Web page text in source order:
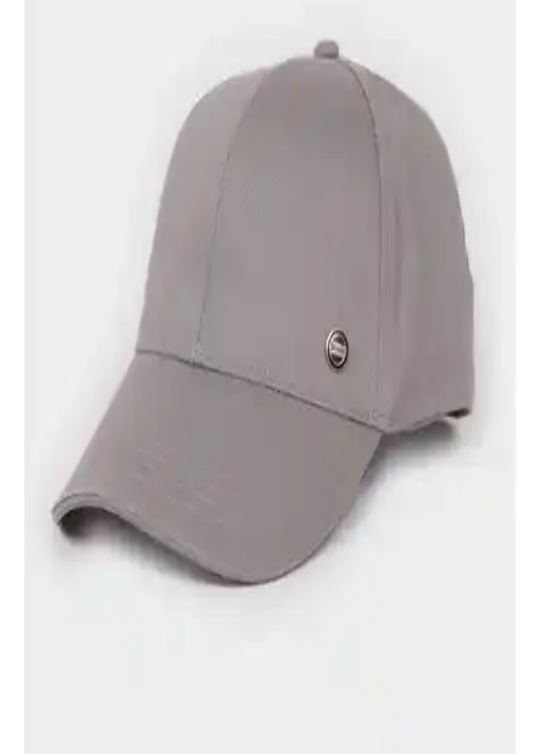
Voilove Gonca Şapka, ayarlanabilir yapısı ve hafifliğiyle yaz
aylarında rahat kullanım sunar. Kaliteli pamuklu kumaş ve şık
tasarımıyla günlük şıklığa uygun, dayanıklılık ve konfor sağlar.
Ucla Jenner Yeşil Nakışlı Unisex Baseball Şapka
Spor ve Günlük Kullanım İçin
Ucla Jenner Yeşil Baseball Cap, canlı renkleri ve nakış detaylarıyla
günlük spor ve şehir yaşamına şıklık katarken, nefes alabilir
pamuklu kumaşıyla konfor sunar.
Gonca Yazlık Katlanabilir Safari Şapkası: Güneşten
Koruyan Şık ve Pratik Tasarım
Gonca şapka, hafif ve katlanabilir yapısıyla yaz aylarında güneşten
koruyan, estetik ve dayanıklı pamuklu tasarımıyla öne çıkan pratik
bir safari şapkasıdır.
DeFacto Erkek Pamuklu Cap Şapka
N4495AZ25SM: Şıklık ve Konforun Buluşması
DeFacto'nun %100 pamuklu erkek şapka modeli, şık tasarımı ve
rahat kullanımıyla günlük ve spor aktivitelerinde ideal bir aksesuar